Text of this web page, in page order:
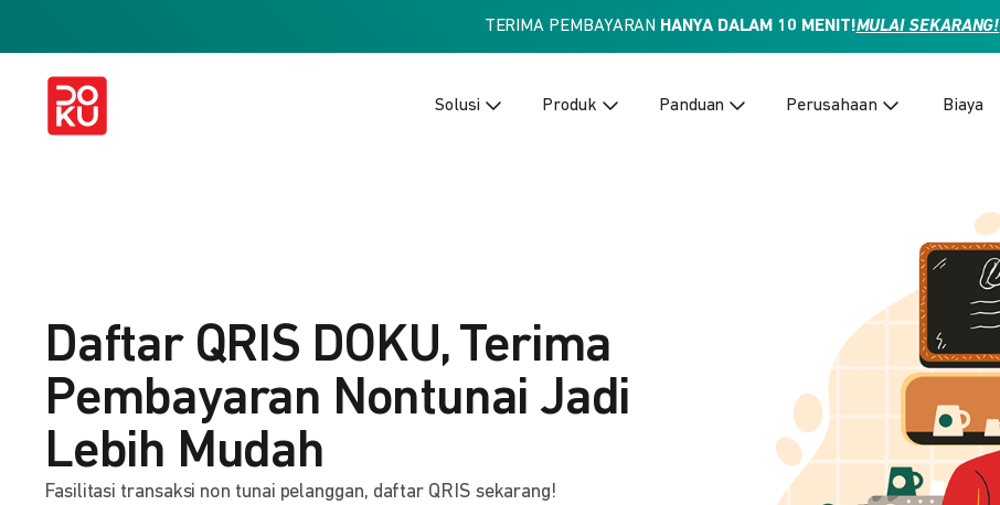
TERIMA PEMBAYARAN HANYA DALAM 10 MENIT!MULAI SEKARANG!
Solusi Produk Panduan Perusahaan Biaya
Daftar QRIS DOKU, Terima
Pembayaran Nontunai Jadi
Lebih Mudah
Fasilitasi transaksi non tunai pelanggan, daftar QRIS sekarang!